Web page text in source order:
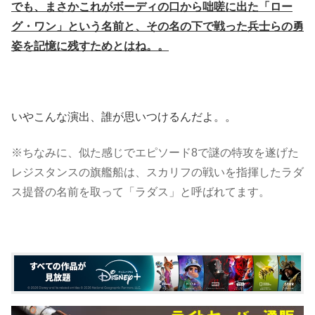
でも、まさかこれがボーディの口から咄嗟に出た「ロー
グ・ワン」という名前と、その名の下で戦った兵士らの勇
姿を記憶に残すためとはね。。
いやこんな演出、誰が思いつけるんだよ。。
※ちなみに、似た感じでエピソード8で謎の特攻を遂げた
レジスタンスの旗艦船は、スカリフの戦いを指揮したラダ
ス提督の名前を取って「ラダス」と呼ばれてます。